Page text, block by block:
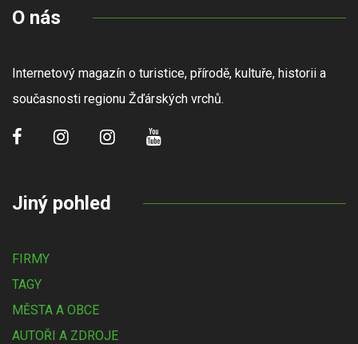
O nás
Internetový magazín o turistice, přírodě, kultuře, historii a
současnosti regionu Žďárských vrchů.
Jiný pohled
FIRMY
TAGY
MĚSTA A OBCE
AUTOŘI A ZDROJE